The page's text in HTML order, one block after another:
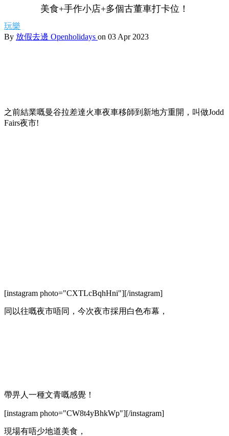
美食+手作小店+多個古董車打卡位！
玩樂
By 放假去邊 Openholidays on 03 Apr 2023
之前結業嘅曼谷拉差達火車夜車移師到新地方重開，叫做Jodd
Fairs夜市!
[instagram photo="CXTLcBqhHni"][/instagram]
同以往嘅夜市唔同，今次夜市採用白色布幕，
帶畀人一種文青嘅感覺！
[instagram photo="CW8t4yBhkWp"][/instagram]
現場有唔少地道美食，